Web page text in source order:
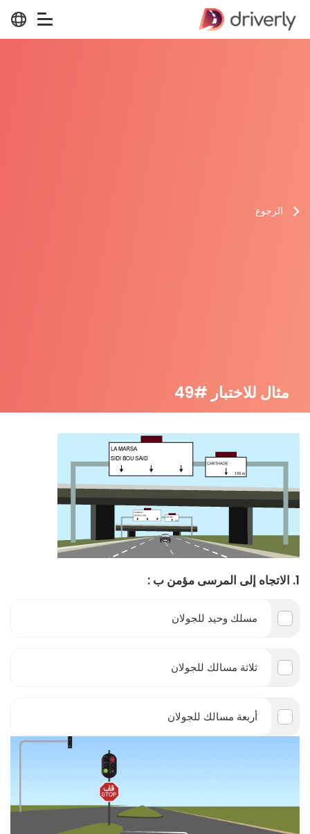
الرجوع
مثال للاختبار #49
1. الاتجاه إلى المرسى مؤمن ب :
مسلك وحيد للجولان
ثلاثة مسالك للجولان
أربعة مسالك للجولان